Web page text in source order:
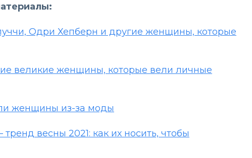
Одри Хепберн и другие женщины, которые
великие женщины, которые вели личные
женщины из-за моды
весны 2021: как их носить, чтобы